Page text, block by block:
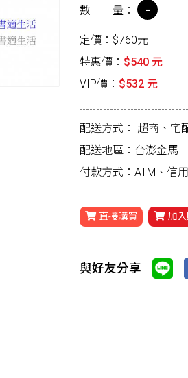
數 量：
定價：$760元
特惠價： $540 元
VIP價： $532 元
配送方式： 超商、宅
配送地區：台澎金馬
付款方式：ATM、信
直接購買 加
與好友分享